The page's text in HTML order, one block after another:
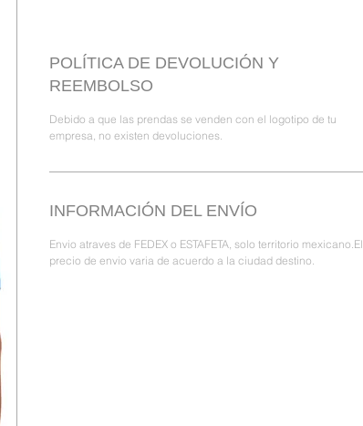
POLÍTICA DE DEVOLUCIÓN Y
REEMBOLSO
Debido a que las prendas se venden con el logotipo de tu
empresa, no existen devoluciones.
INFORMACIÓN DEL ENVÍO
Envio atraves de FEDEX o ESTAFETA, solo territorio mexicano.El
precio de envio varia de acuerdo a la ciudad destino.